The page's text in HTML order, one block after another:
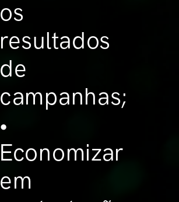
os
resultados
de
campanhas;
•
Economizar
em